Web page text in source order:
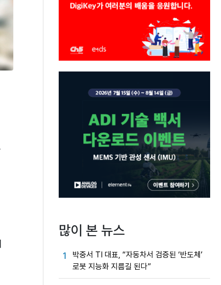
많이 본 뉴스
1
박중서 TI 대표, “자동차서 검증된 ‘반도체’
로봇 지능화 지름길 된다”